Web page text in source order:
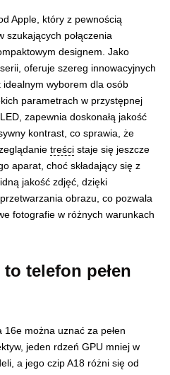
Apple, który z pewnością
szukających połączenia
designem. Jako
oferuje szereg innowacyjnych
wyborem dla osób
parametrach w przystępnej
zapewnia doskonałą jakość
kontrast, co sprawia, że
treści staje się jeszcze
aparat, choć składający się z
jakość zdjęć, dzięki
obrazu, co pozwala
fotografie w różnych warunkach
telefon pełen
16e można uznać za pełen
jeden rdzeń GPU mniej w
a jego czip A18 różni się od